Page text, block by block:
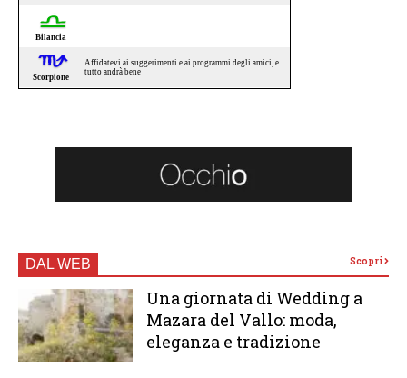
DAL WEB Scopri
Una giornata di Wedding a
Mazara del Vallo: moda,
eleganza e tradizione